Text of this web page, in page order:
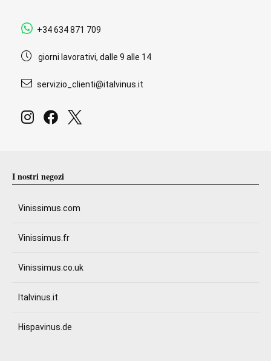
+34 634 871 709
giorni lavorativi, dalle 9 alle 14
servizio_clienti@italvinus.it
I nostri negozi
Vinissimus.com
Vinissimus.fr
Vinissimus.co.uk
Italvinus.it
Hispavinus.de